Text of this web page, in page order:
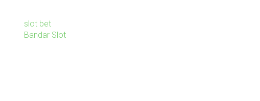
slot bet
Bandar Slot